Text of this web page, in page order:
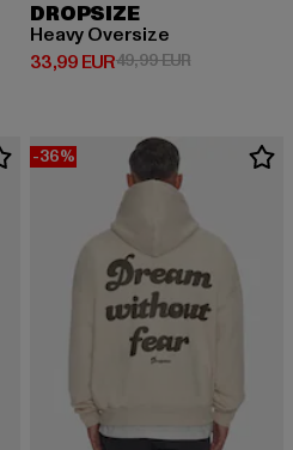
49,99 EUR
DROPSIZE
Heavy Oversize
33,99 EUR
Prix courant: 33,99 EUR
49,99 EURPrix en
-36%